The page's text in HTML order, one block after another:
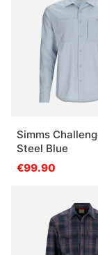
Simms
Steel Blue
€99.90